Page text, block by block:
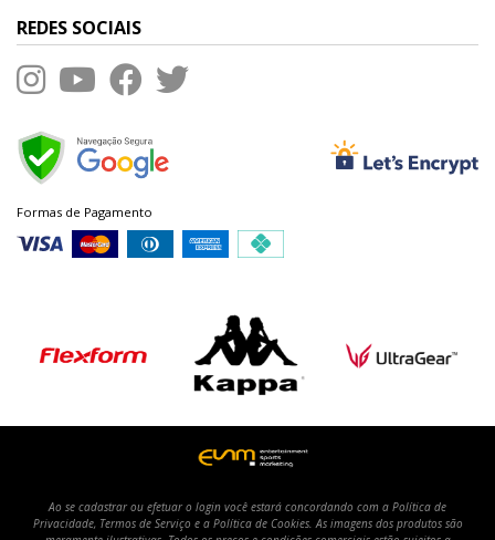
REDES SOCIAIS
Formas de Pagamento
Ao se cadastrar ou efetuar o login você estará concordando com a Política de
Privacidade, Termos de Serviço e a Política de Cookies. As imagens dos produtos são